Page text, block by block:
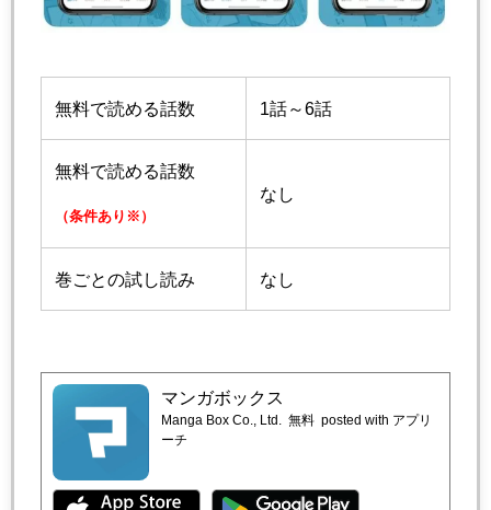
無料で読める話数 1話～6話
無料で読める話数
（条件あり※）
なし
巻ごとの試し読み なし
マンガボックス
Manga Box Co., Ltd. 無料 posted with アプリ
ーチ